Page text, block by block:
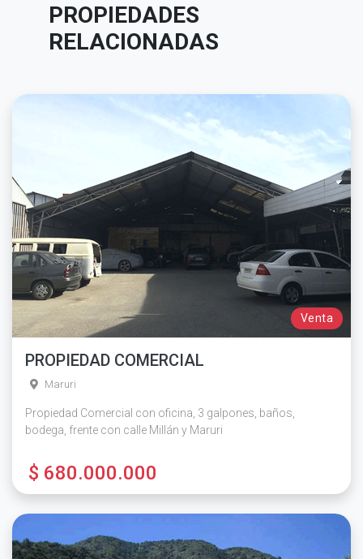
PROPIEDADES
RELACIONADAS
Venta
PROPIEDAD COMERCIAL
Maruri
Propiedad Comercial con oficina, 3 galpones, baños,
bodega, frente con calle Millán y Maruri
$ 680.000.000